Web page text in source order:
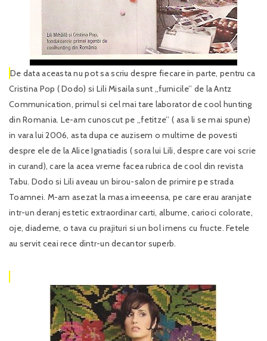
De data aceasta nu pot sa scriu despre fiecare in parte, pentru ca
Cristina Pop ( Dodo) si Lili Misaila sunt ,,furnicile’’ de la Antz
Communication, primul si cel mai tare laborator de cool hunting
din Romania. Le-am cunoscut pe ,,fetitze’’ ( asa li se mai spune)
in vara lui 2006, asta dupa ce auzisem o multime de povesti
despre ele de la Alice Ignatiadis ( sora lui Lili, despre care voi scrie
in curand), care la acea vreme facea rubrica de cool din revista
Tabu. Dodo si Lili aveau un birou-salon de primire pe strada
Toamnei. M-am asezat la masa imeeensa, pe care erau aranjate
intr-un deranj estetic extraordinar carti, albume, carioci colorate,
oje, diademe, o tava cu prajituri si un bol imens cu fructe. Fetele
au servit ceai rece dintr-un decantor superb.